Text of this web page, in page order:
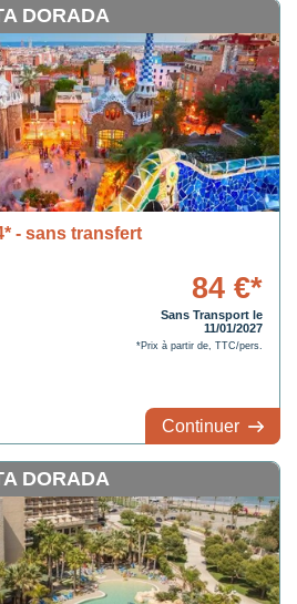
DORADA
- sans transfert
84 €*
Sans Transport le
11/01/2027
*Prix à partir de, TTC/pers.
Continuer
DORADA